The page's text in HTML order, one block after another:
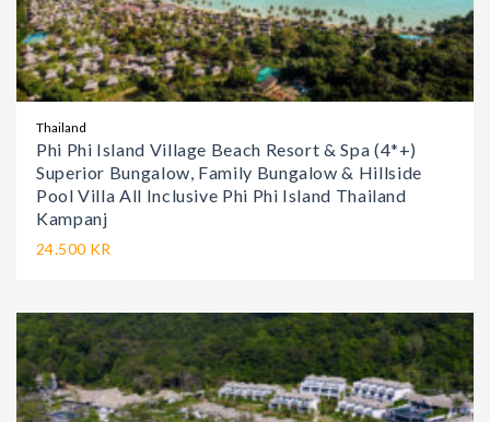
Thailand
Phi Phi Island Village Beach Resort & Spa (4*+)
Superior Bungalow, Family Bungalow & Hillside
Pool Villa All Inclusive Phi Phi Island Thailand
Kampanj
24.500 KR